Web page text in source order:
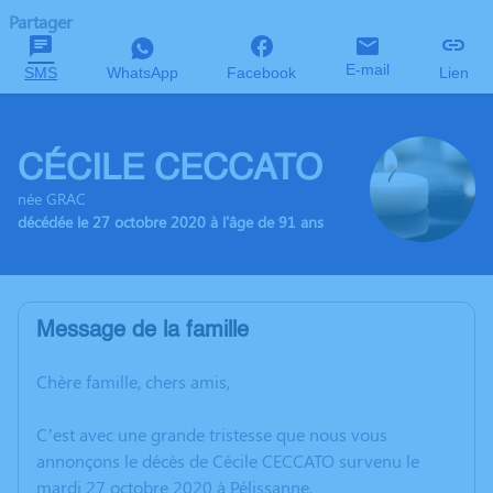
Partager
SMS WhatsApp Facebook E-mail Lien
CÉCILE CECCATO
née GRAC
décédée le 27 octobre 2020 à l'âge de 91 ans
Message de la famille
Chère famille, chers amis,
C’est avec une grande tristesse que nous vous
annonçons le décès de Cécile CECCATO survenu le
mardi 27 octobre 2020 à Pélissanne.